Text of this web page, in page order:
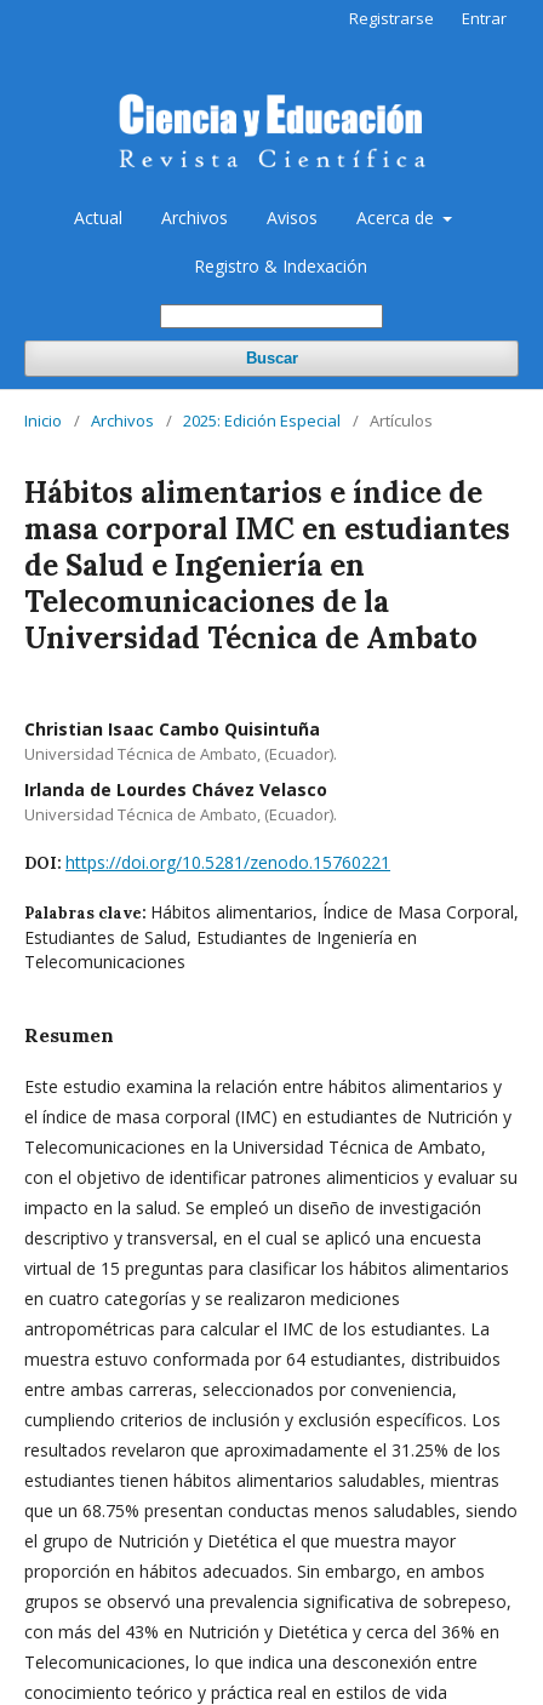
Actual Archivos Avisos Acerca de
Registro & Indexación
Buscar
Registrarse Entrar
Inicio / Archivos / 2025: Edición Especial / Artículos
Hábitos alimentarios e índice de
masa corporal IMC en estudiantes
de Salud e Ingeniería en
Telecomunicaciones de la
Universidad Técnica de Ambato
Christian Isaac Cambo Quisintuña
Universidad Técnica de Ambato, (Ecuador).
Irlanda de Lourdes Chávez Velasco
Universidad Técnica de Ambato, (Ecuador).
DOI: https://doi.org/10.5281/zenodo.15760221
Palabras clave: Hábitos alimentarios, Índice de Masa Corporal,
Estudiantes de Salud, Estudiantes de Ingeniería en
Telecomunicaciones
Resumen
Este estudio examina la relación entre hábitos alimentarios y
el índice de masa corporal (IMC) en estudiantes de Nutrición y
Telecomunicaciones en la Universidad Técnica de Ambato,
con el objetivo de identificar patrones alimenticios y evaluar su
impacto en la salud. Se empleó un diseño de investigación
descriptivo y transversal, en el cual se aplicó una encuesta
virtual de 15 preguntas para clasificar los hábitos alimentarios
en cuatro categorías y se realizaron mediciones
antropométricas para calcular el IMC de los estudiantes. La
muestra estuvo conformada por 64 estudiantes, distribuidos
entre ambas carreras, seleccionados por conveniencia,
cumpliendo criterios de inclusión y exclusión específicos. Los
resultados revelaron que aproximadamente el 31.25% de los
estudiantes tienen hábitos alimentarios saludables, mientras
que un 68.75% presentan conductas menos saludables, siendo
el grupo de Nutrición y Dietética el que muestra mayor
proporción en hábitos adecuados. Sin embargo, en ambos
grupos se observó una prevalencia significativa de sobrepeso,
con más del 43% en Nutrición y Dietética y cerca del 36% en
Telecomunicaciones, lo que indica una desconexión entre
conocimiento teórico y práctica real en estilos de vida